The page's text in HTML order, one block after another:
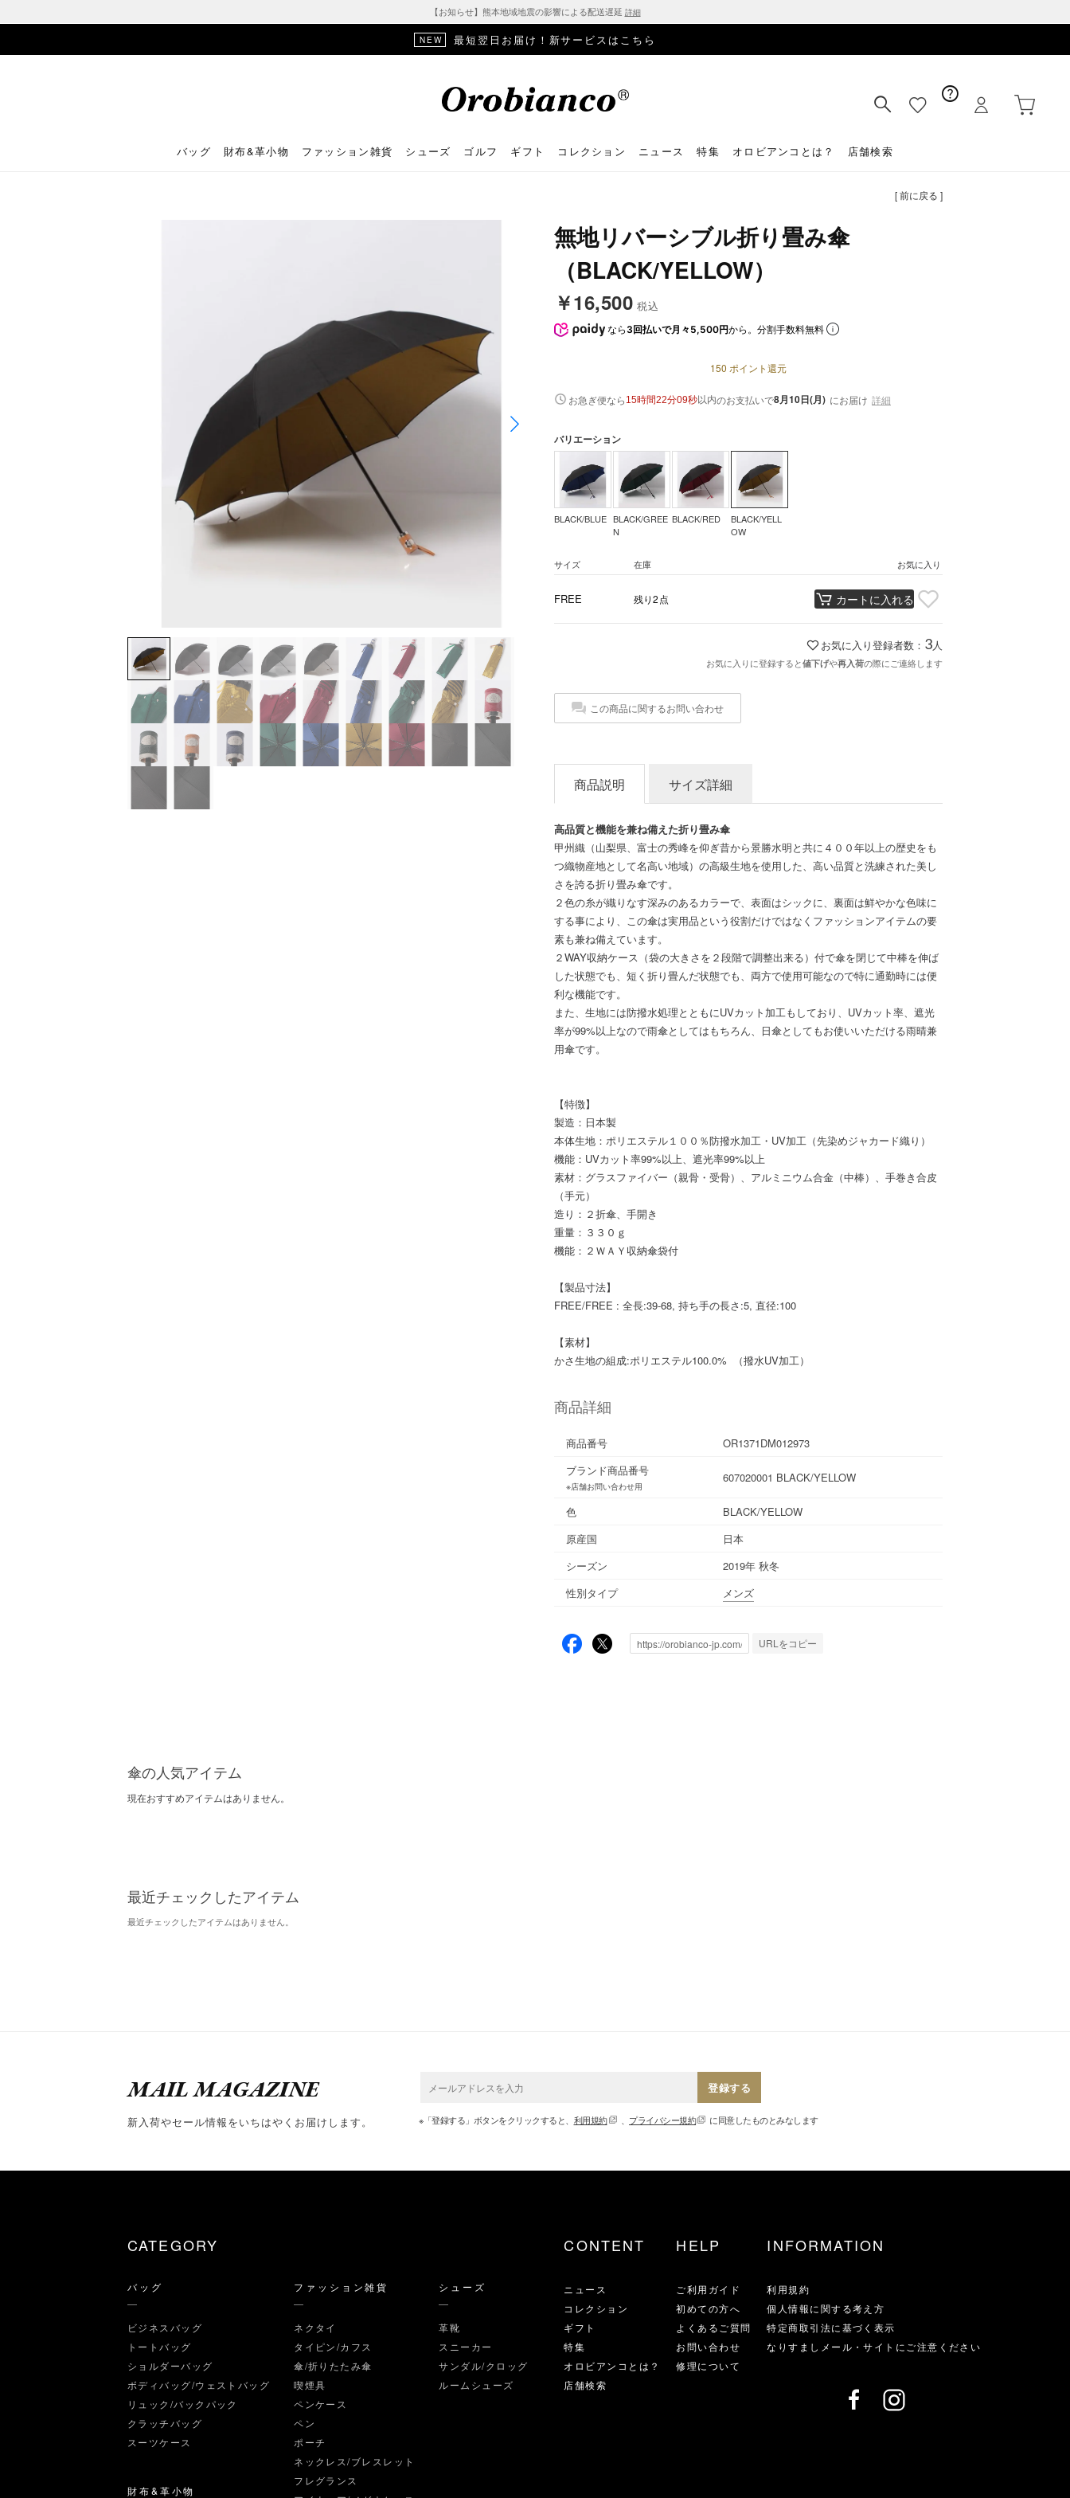
【お知らせ】熊本地域地震の影響による配送遅延 詳細
NEW 最短翌日お届け！新サービスはこちら
バッグ 財布&革小物 ファッション雑貨 シューズ ゴルフ ギフト コレクション ニュース 特集 オロビアンコとは？ 店舗検索
[ 前に戻る ]
無地リバーシブル折り畳み傘
（BLACK/YELLOW）
￥16,500 税込
なら 3回払いで月々5,500円から。分割手数料無料
150 ポイント還元
お急ぎ便なら 15時間22分08秒以内のお支払いで8月10日(月) にお届け 詳細
バリエーション
BLACK/BLUE BLACK/GREE
N
BLACK/RED
BLACK/YELL
OW
サイズ 在庫 お気に入り
FREE 残り2点 カートに入れる
お気に入り登録者数： 3 人
お気に入りに登録すると値下げや再入荷の際にご連絡します
この商品に関するお問い合わせ
商品説明 サイズ詳細
高品質と機能を兼ね備えた折り畳み傘
甲州織（山梨県、富士の秀峰を仰ぎ昔から景勝水明と共に４００年以上の歴史をも
つ織物産地として名高い地域）の高級生地を使用した、高い品質と洗練された美し
さを誇る折り畳み傘です。
２色の糸が織りなす深みのあるカラーで、表面はシックに、裏面は鮮やかな色味に
する事により、この傘は実用品という役割だけではなくファッションアイテムの要
素も兼ね備えています。
２WAY収納ケース（袋の大きさを２段階で調整出来る）付で傘を閉じて中棒を伸ば
した状態でも、短く折り畳んだ状態でも、両方で使用可能なので特に通勤時には便
利な機能です。
また、生地には防撥水処理とともにUVカット加工もしており、UVカット率、遮光
率が99%以上なので雨傘としてはもちろん、日傘としてもお使いいただける雨晴兼
用傘です。
【特徴】
製造：日本製
本体生地：ポリエステル１００％防撥水加工・UV加工（先染めジャカード織り）
機能：UVカット率99%以上、遮光率99%以上
素材：グラスファイバー（親骨・受骨）、アルミニウム合金（中棒）、手巻き合皮
（手元）
造り：２折傘、手開き
重量：３３０ｇ
機能：２ＷＡＹ収納傘袋付
【製品寸法】
FREE/FREE : 全長:39-68, 持ち手の長さ:5, 直径:100
【素材】
かさ生地の組成:ポリエステル100.0% （撥水UV加工）
商品詳細
商品番号
OR1371DM012973
ブランド商品番号
※店舗お問い合わせ用
607020001 BLACK/YELLOW
色
BLACK/YELLOW
原産国
日本
シーズン
2019年 秋冬
性別タイプ
メンズ
URLをコピー
傘の人気アイテム
現在おすすめアイテムはありません。
最近チェックしたアイテム
最近チェックしたアイテムはありません。
MAIL MAGAZINE
新入荷やセール情報をいちはやくお届けします。
登録する
※「登録する」ボタンをクリックすると、 利用規約 、 プライバシー規約 に同意したものとみなします
CATEGORY
バッグ
ビジネスバッグ
トートバッグ
ショルダーバッグ
ボディバッグ/ウェストバッグ
リュック/バックパック
クラッチバッグ
スーツケース
財布&革小物
ファッション雑貨
ネクタイ
タイピン/カフス
傘/折りたたみ傘
喫煙具
ペンケース
ペン
ポーチ
ネックレス/ブレスレット
フレグランス
シューズ
革靴
スニーカー
サンダル/クロッグ
ルームシューズ
CONTENT
ニュース
コレクション
ギフト
特集
オロビアンコとは？
店舗検索
HELP
ご利用ガイド
初めての方へ
よくあるご質問
お問い合わせ
修理について
INFORMATION
利用規約
個人情報に関する考え方
特定商取引法に基づく表示
なりすましメール・サイトにご注意ください